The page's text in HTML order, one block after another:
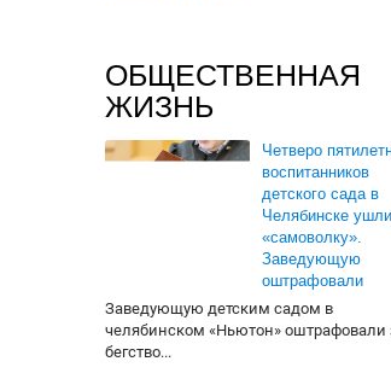
ОБЩЕСТВЕННАЯ
ЖИЗНЬ
Четверо
воспитанников
детского сада в
Челябинске
«самоволку».
Заведующую
оштрафовали
Заведующую детским садом в
челябинском «Ньютон» оштрафовали
бегство...